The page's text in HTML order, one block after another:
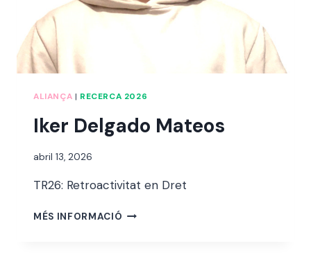
ALIANÇA | RECERCA 2026
Iker Delgado Mateos
Per
bello i
abril 13, 2026
TR26: Retroactivitat en Dret
MÉS INFORMACIÓ IKER